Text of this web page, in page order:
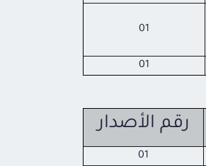
01
01
رقم الأصدار
01